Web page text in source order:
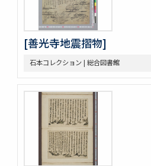
[善光寺地震摺物]
石本コレクション | 総合図書館